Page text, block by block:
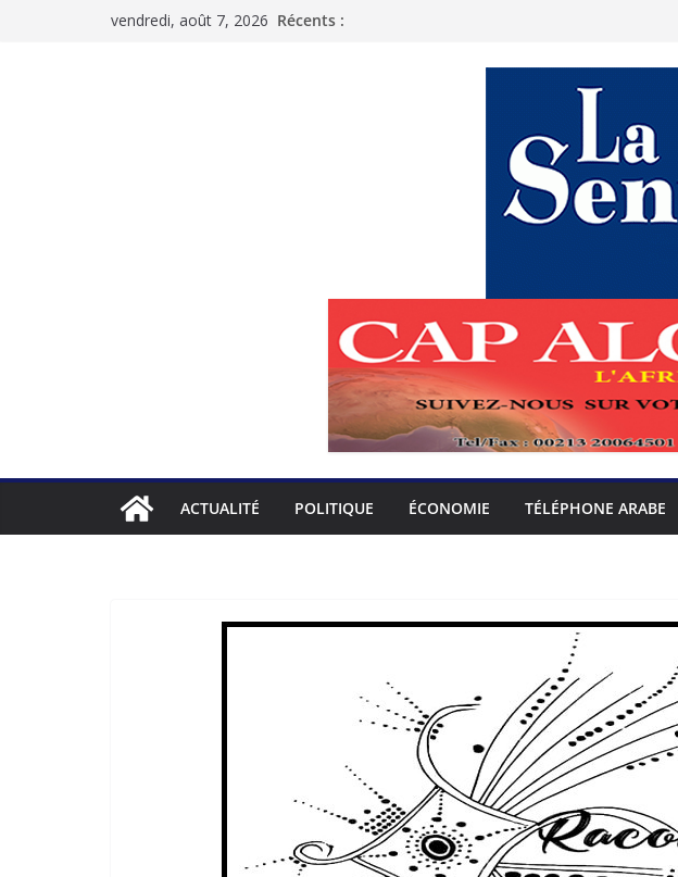
vendredi, août 7, 2026 Récents :
ACTUALITÉ POLITIQUE ÉCONOMIE TÉLÉPHONE ARABE